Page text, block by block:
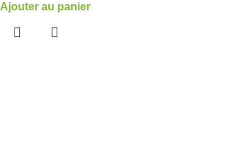
Ajouter au panier